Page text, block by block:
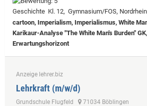
Geschichte Kl. 12, Gymnasium/FOS,
cartoon, Imperialism, Imperialismus, White
Karikaur-Analyse "The White Man's Burden"
Erwartungshorizont
Anzeige lehrer.biz
Lehrkraft (m/w/d)
Grundschule Flugfeld 71034 Böblingen